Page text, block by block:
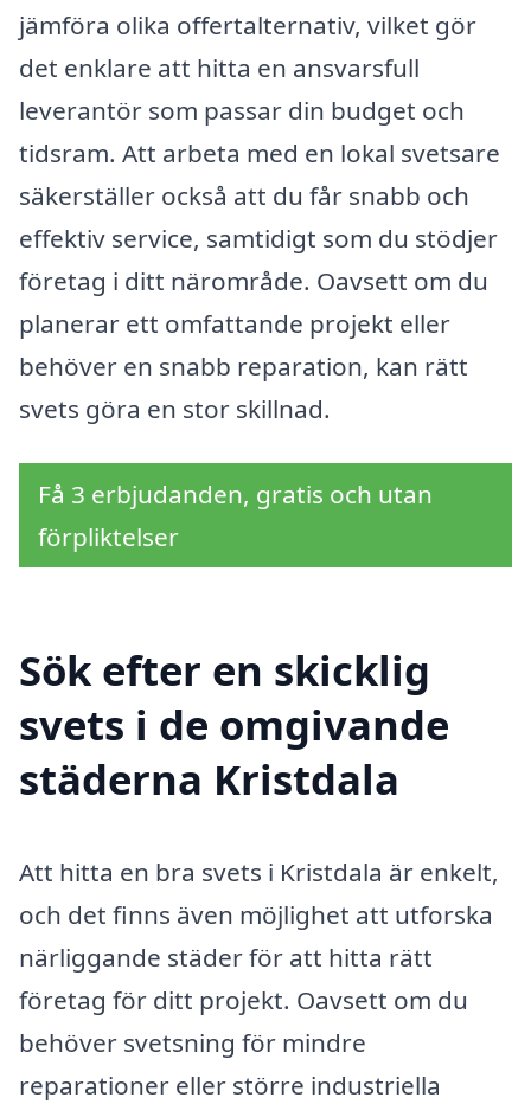
jämföra olika offertalternativ, vilket gör
det enklare att hitta en ansvarsfull
leverantör som passar din budget och
tidsram. Att arbeta med en lokal svetsare
säkerställer också att du får snabb och
effektiv service, samtidigt som du stödjer
företag i ditt närområde. Oavsett om du
planerar ett omfattande projekt eller
behöver en snabb reparation, kan rätt
svets göra en stor skillnad.
Få 3 erbjudanden, gratis och utan
förpliktelser
Sök efter en skicklig
svets i de omgivande
städerna Kristdala
Att hitta en bra svets i Kristdala är enkelt,
och det finns även möjlighet att utforska
närliggande städer för att hitta rätt
företag för ditt projekt. Oavsett om du
behöver svetsning för mindre
reparationer eller större industriella